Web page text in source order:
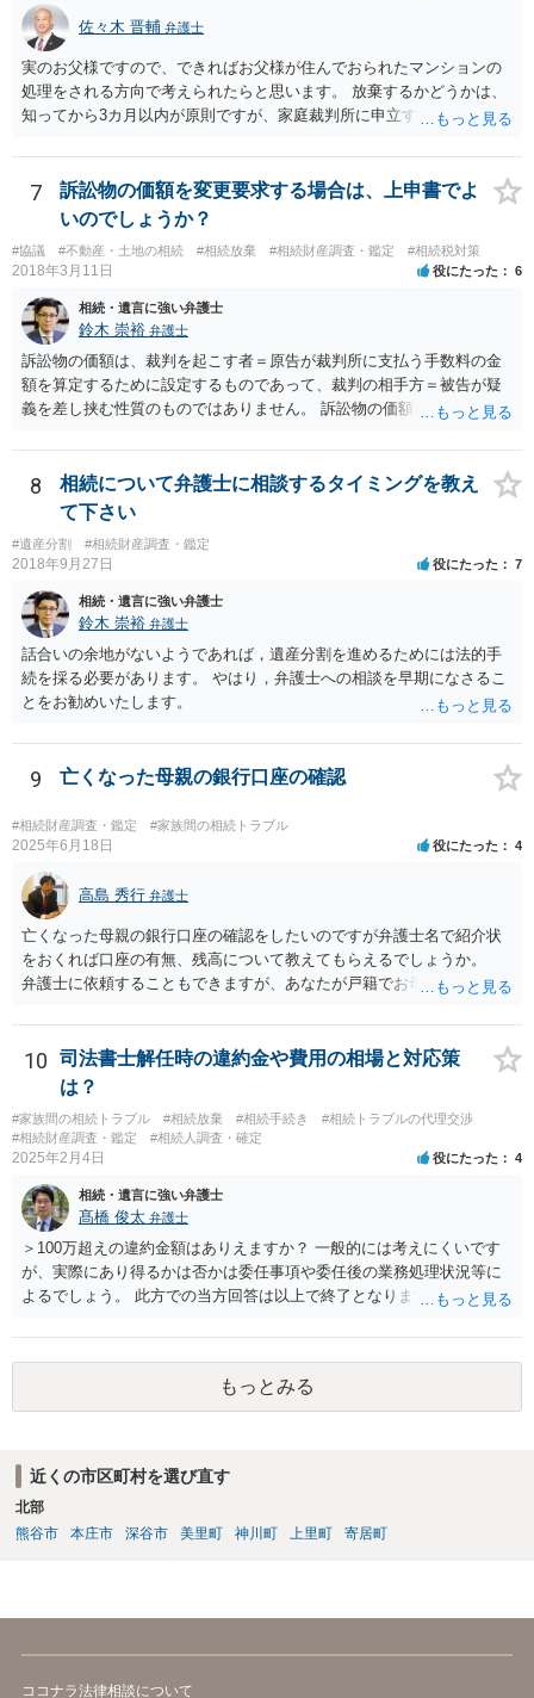
佐々木 晋輔 弁護士
実のお父様ですので、できればお父様が住んでおられたマンションの
処理をされる方向で考えられたらと思います。 放棄するかどうかは、
知ってから3カ月以内が原則ですが、家庭裁判所に申立すれば3カ月の
放棄するかどうか決めることができます。 銀行やサラ金が数年も放置
することはありませんので、数年後に借金が発見される可能性はほぼ
ありません。 なお、私が扱った相続放棄を検討していた案件で、期間
伸長して調査したところ、サラ金に対する過払金など相当な財産が見
つかったため相続したという事例がありました。
7
訴訟物の価額を変更要求する場合は、上申書でよ
いのでしょうか？
#協議 #不動産・土地の相続 #相続放棄 #相続財産調査・鑑定 #相続税対策
2018年3月11日 役にたった 6
相続・遺言に強い弁護士
鈴木 崇裕 弁護士
訴訟物の価額は、裁判を起こす者＝原告が裁判所に支払う手数料の金
額を算定するために設定するものであって、裁判の相手方＝被告が疑
義を差し挟む性質のものではありません。 訴訟物の価額自体が裁判の
したとしても、変更されることはありません。
8
相続について弁護士に相談するタイミングを教え
て下さい
#遺産分割 #相続財産調査・鑑定
2018年9月27日 役にたった 7
相続・遺言に強い弁護士
鈴木 崇裕 弁護士
話合いの余地がないようであれば，遺産分割を進めるためには法的手
続を採る必要があります。 やはり，弁護士への相談を早期になさるこ
とをお勧めいたします。
9 亡くなった母親の銀行口座の確認
#相続財産調査・鑑定 #家族間の相続トラブル
2025年6月18日 役にたった 4
高島 秀行 弁護士
亡くなった母親の銀行口座の確認をしたいのですが弁護士名で紹介状
をおくれば口座の有無、残高について教えてもらえるでしょうか。
弁護士に依頼することもできますが、あなたが戸籍でお母さんの相続
高は教えてくれると思います。 自分ではよくわからないということ
であれば、弁護士に相談し依頼されたら良いと思います。
10
司法書士解任時の違約金や費用の相場と対応策
は？
#家族間の相続トラブル #相続放棄 #相続手続き
#相続トラブルの代理交渉
#相続財産調査・鑑定
#相続人調査・確定
2025年2月4日 役にたった 4
相続・遺言に強い弁護士
髙橋 俊太 弁護士
＞100万超えの違約金額はありえますか？ 一般的には考えにくいです
が、実際にあり得るかは否かは委任事項や委任後の業務処理状況等に
よるでしょう。 此方での当方回答は以上で終了となりますが、参考に
もっとみる
近くの市区町村を選び直す
北部
熊谷市
本庄市 深谷市 美里町 神川町 上里町 寄居町
ココナラ法律相談について